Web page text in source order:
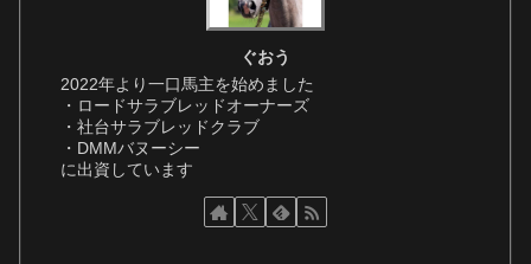
ぐおう
2022年より一口馬主を始めました
・ロードサラブレッドオーナーズ
・社台サラブレッドクラブ
・DMMバヌーシー
に出資しています